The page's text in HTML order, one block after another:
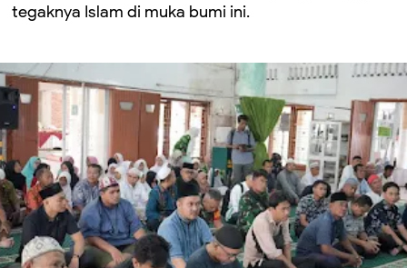
tegaknya Islam di muka bumi ini.